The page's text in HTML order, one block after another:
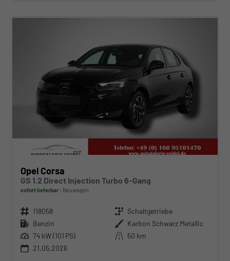
Opel Corsa
GS 1.2 Direct Injection Turbo 6-Gang
sofort lieferbar Neuwagen
Fahrzeugnr. 118058 Getriebe Schaltgetriebe
Kraftstoff Benzin Außenfarbe Karbon Schwarz Metallic
Leistung 74 kW (101 PS) Kilometerstand 50 km
21.05.2026